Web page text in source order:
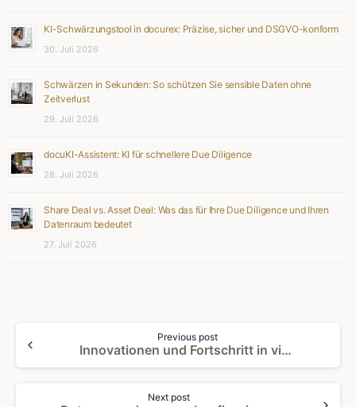
KI-Schwärzungstool in docurex: Präzise, sicher und DSGVO-konform
30. Juli 2026
Schwärzen in Sekunden: So schützen Sie sensible Daten ohne
Zeitverlust
29. Juli 2026
docuKI-Assistent: KI für schnellere Due Diligence
28. Juli 2026
Share Deal vs. Asset Deal: Was das für Ihre Due Diligence und Ihren
Datenraum bedeutet
27. Juli 2026
Reading
Previous post
Innovationen und Fortschritt in virtuellen Datenräumen von docurex
Next post